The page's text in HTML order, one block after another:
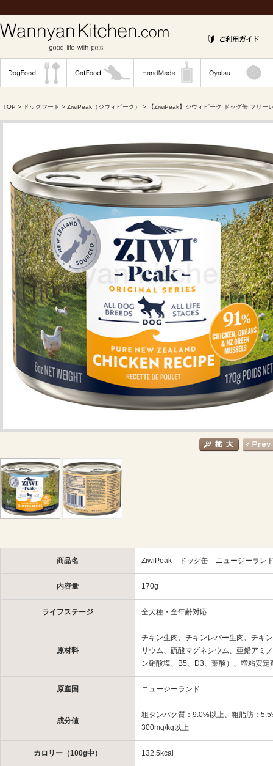
TOP > ドッグフード > ZiwiPeak（ジウィピーク） > 【ZiwiPeak】ジウィピーク ドッグ缶 フリー
商品名 ZiwiPeak ドッグ缶 ニュージーランド
内容量 170g
ライフステージ 全犬種・全年齢対応
原材料
チキン生肉、チキンレバー生肉、チキ
リウム、硫酸マグネシウム、亜鉛アミ
ン硝酸塩、B5、D3、葉酸）、増粘安
原産国 ニュージーランド
成分値
粗タンパク質：9.0%以上、粗脂肪：
300mg/kg以上
カロリー（100g中） 132.5kcal